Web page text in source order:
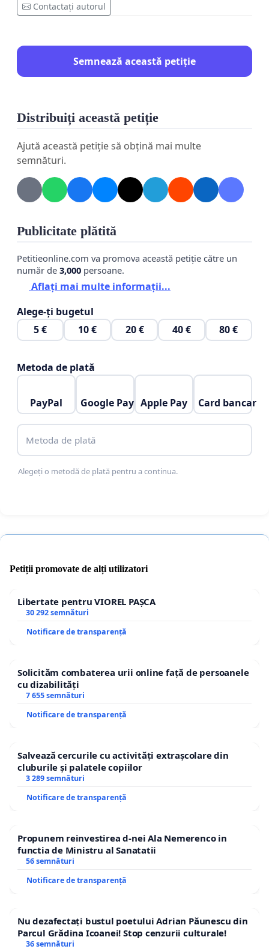
Vă rugăm să semnați și să distribuiți această petiție
Contactați autorul
Semnează această petiție
Distribuiți această petiție
Ajută această petiție să obțină mai multe
semnături.
Publicitate plătită
Petitieonline.com va promova această petiție către un
număr de 3,000 persoane.
Aflați mai multe informații...
Alege-ți bugetul
5 €
10 € 20 € 40 € 80 €
Metoda de plată
PayPal Google Pay Apple Pay Card bancar
Metoda de plată
Alegeți o metodă de plată pentru a continua.
Petiții promovate de alți utilizatori
Libertate pentru VIOREL PAȘCA
30 292 semnături
Notificare de transparență
Solicităm combaterea urii online față de persoanele
cu dizabilități
7 655 semnături
Notificare de transparență
Salvează cercurile cu activități extrașcolare din
cluburile și palatele copiilor
3 289 semnături
Notificare de transparență
Propunem reinvestirea d-nei Ala Nemerenco in
functia de Ministru al Sanatatii
56 semnături
Notificare de transparență
Nu dezafectați bustul poetului Adrian Păunescu din
Parcul Grădina Icoanei! Stop cenzurii culturale!
36 semnături